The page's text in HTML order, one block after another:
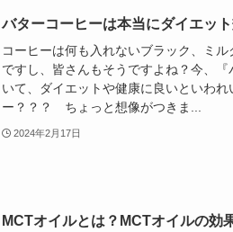
バターコーヒーは本当にダイエッ
コーヒーは何も入れないブラック、ミ
ですし、皆さんもそうですよね？今、
いて、ダイエットや健康に良いといわ
ー？？？ ちょっと想像がつきま...
2024年2月17日
MCTオイルとは？MCTオイルの効